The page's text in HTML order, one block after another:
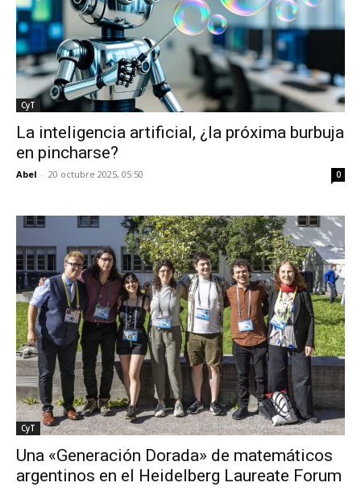
CyT
La inteligencia artificial, ¿la próxima burbuja
en pincharse?
Abel - 20 octubre 2025, 05:50 0
CyT
Una «Generación Dorada» de matemáticos
argentinos en el Heidelberg Laureate Forum